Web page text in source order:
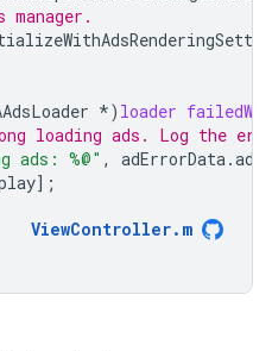
*) loader
loading ads. Log the
ads: %@" , adErrorData.
];
ViewController. m